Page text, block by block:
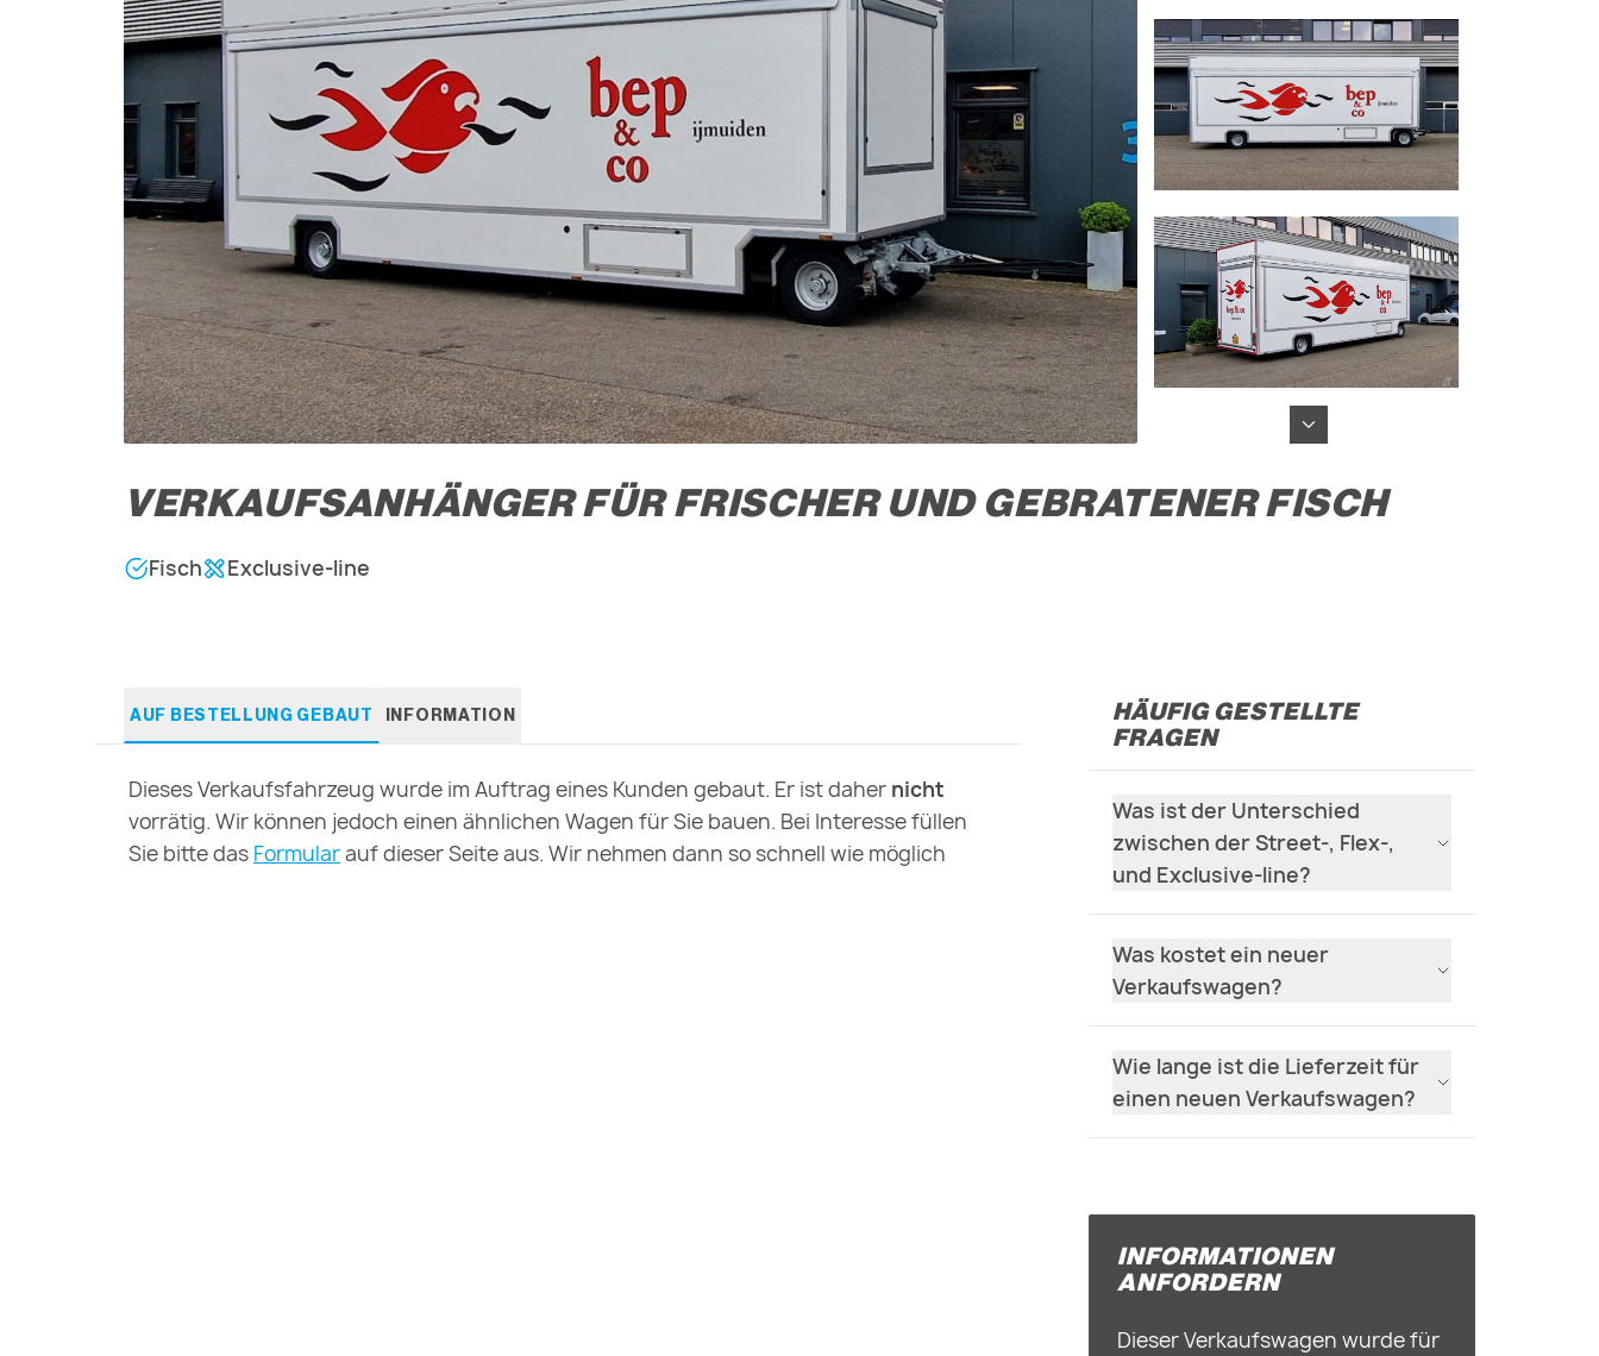
VERKAUFSANHÄNGER FÜR FRISCHER UND GEBRATENER FISCH
Fisch Exclusive-line
AUF BESTELLUNG GEBAUT INFORMATION
Dieses Verkaufsfahrzeug wurde im Auftrag eines Kunden gebaut. Er ist daher nicht
vorrätig. Wir können jedoch einen ähnlichen Wagen für Sie bauen. Bei Interesse füllen
Sie bitte das Formularauf dieser Seite aus. Wir nehmen dann so schnell wie möglich
Personal. Der Ofen lässt sich teilweise nach außen
Bewegungsraum entsteht. Durch eine Heckmarkise und
der Wagen verlängern. So entsteht beispielsweise Platz,
einem Tisch essen können. Dank der schönen
echte Augenweide.
HÄUFIG GESTELLTE
FRAGEN
Was ist der Unterschied
zwischen der Street-, Flex-,
und Exclusive-line?
Was kostet ein neuer
Verkaufswagen?
Wie lange ist die Lieferzeit für
einen neuen Verkaufswagen?
INFORMATIONEN
ANFORDERN
Dieser Verkaufswagen wurde für